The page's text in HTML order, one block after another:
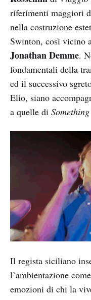
riferimenti maggiori
nella costruzione
Swinton, così vicino
Jonathan Demme.
fondamentali della
ed il successivo
Elio, siano
a quelle di
Il regista siciliano
l’ambientazione
emozioni di chi la